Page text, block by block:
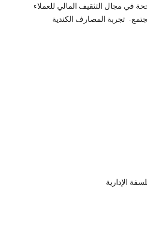
في مجال التثقيف المالي للعملاء
تجربة المصارف الكندية
الإدارية